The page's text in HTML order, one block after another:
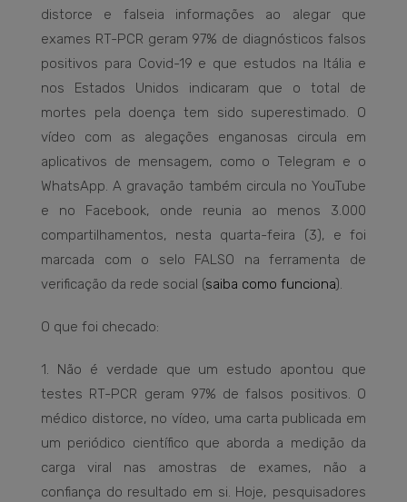
distorce e falseia informações ao alegar que
exames RT-PCR geram 97% de diagnósticos falsos
positivos para Covid-19 e que estudos na Itália e
nos Estados Unidos indicaram que o total de
mortes pela doença tem sido superestimado. O
vídeo com as alegações enganosas circula em
aplicativos de mensagem, como o Telegram e o
WhatsApp. A gravação também circula no YouTube
e no Facebook, onde reunia ao menos 3.000
compartilhamentos, nesta quarta-feira (3), e foi
marcada com o selo FALSO na ferramenta de
verificação da rede social (saiba como funciona).
O que foi checado:
1. Não é verdade que um estudo apontou que
testes RT-PCR geram 97% de falsos positivos. O
médico distorce, no vídeo, uma carta publicada em
um periódico científico que aborda a medição da
carga viral nas amostras de exames, não a
confiança do resultado em si. Hoje, pesquisadores